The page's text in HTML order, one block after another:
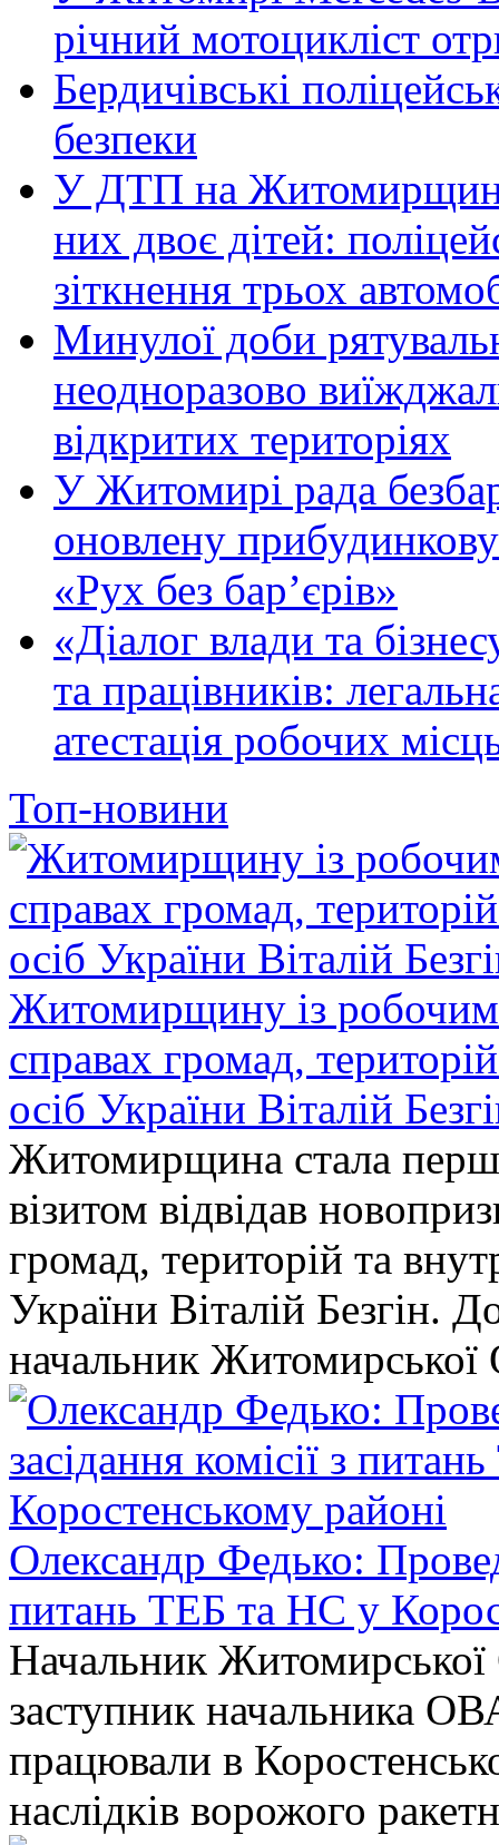
річний мотоцикліст
Бердичівські
безпеки
У ДТП на Житомирщині
них двоє дітей:
зіткнення трьох
Минулої доби
неодноразово
відкритих територіях
У Житомирі рада
оновлену
«Рух без бар’єрів»
«Діалог влади та
та працівників:
атестація робочих
Топ-новини
Житомирщину із робочим
справах громад,
осіб України Віталій
Житомирщина стала
візитом відвідав
громад, територій та
України Віталій Безгін.
начальник
Олександр Федько:
питань ТЕБ та НС у
Начальник
заступник начальника
працювали в
наслідків ворожого